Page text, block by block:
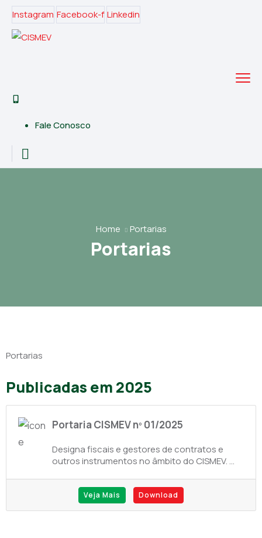
Instagram Facebook-f Linkedin
Fale Conosco
Home Portarias
Portarias
Portarias
Publicadas em 2025
Portaria CISMEV nº 01/2025
Designa fiscais e gestores de contratos e
outros instrumentos no âmbito do CISMEV. ...
Veja Mais Download